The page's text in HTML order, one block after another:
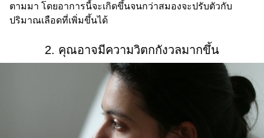
ตามมา โดยอาการนี้จะเกิดขึ้นจนกว่าสมองจะปรับตัวกับ
ปริมาณเลือดที่เพิ่มขึ้นได้
2. คุณอาจมีความวิตกกังวลมากขึ้น